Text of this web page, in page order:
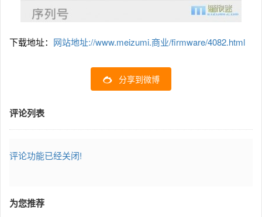
下载地址： 网站地址://www.meizumi.商业/firmware/4082.html
分享到微博
评论列表
评论功能已经关闭!
为您推荐